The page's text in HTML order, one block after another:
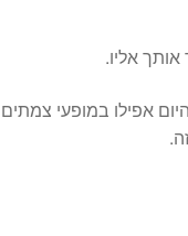
אליו.
אפילו במופעי צמתים